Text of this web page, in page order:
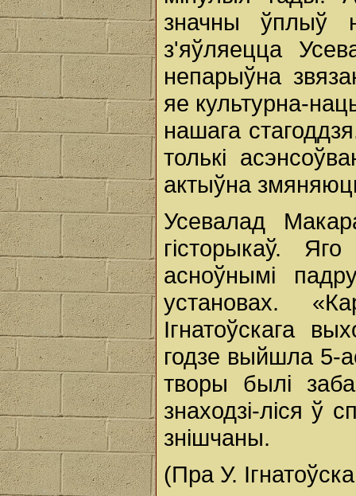
значны ўплыў
з'яўляецца
непарыўна
яе культурна-
нашага
толькі
актыўна
Усевалад
гісторыкаў.
асноўнымі
установах.
Ігнатоўскага
годзе выйшла 5-
творы былі
знаходзі-ліся ў
знішчаны.
(Пра У.